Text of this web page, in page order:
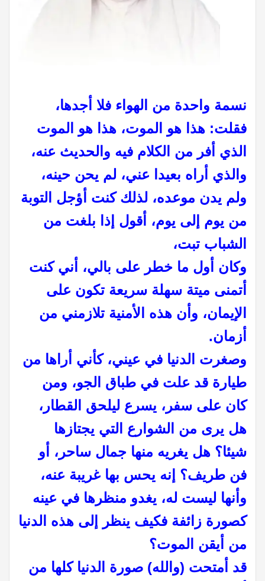
نسمة واحدة من الهواء فلا أجدها،
فقلت: هذا هو الموت، هذا هو الموت
الذي أفر من الكلام فيه والحديث عنه،
والذي أراه بعيدا عني، لم يحن حينه،
ولم يدن موعده، لذلك كنت أؤجل التوبة
من يوم إلى يوم، أقول إذا بلغت من
الشباب تبت،
وكان أول ما خطر على بالي، أني كنت
أتمنى ميتة سهلة سريعة تكون على
الإيمان، وأن هذه الأمنية تلازمني من
أزمان.
وصغرت الدنيا في عيني، كأني أراها من
طيارة قد علت في طباق الجو، ومن
كان على سفر، يسرع ليلحق القطار،
هل يرى من الشوارع التي يجتازها
شيئا؟ هل يغريه منها جمال ساحر، أو
فن طريف؟ إنه يحس بها غريبة عنه،
وأنها ليست له، يغدو منظرها في عينه
كصورة زائفة فكيف ينظر إلى هذه الدنيا
من أيقن الموت؟
قد أمتحت (والله) صورة الدنيا كلها من